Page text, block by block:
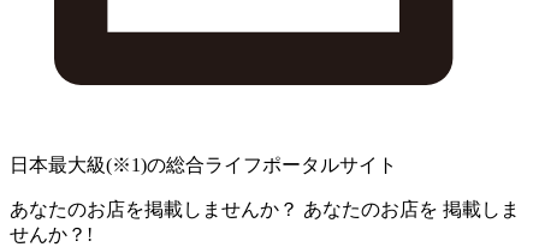
日本最大級(※1)の総合ライフポータルサイト
あなたのお店を掲載しませんか？ あなたのお店を 掲載しま
せんか？!